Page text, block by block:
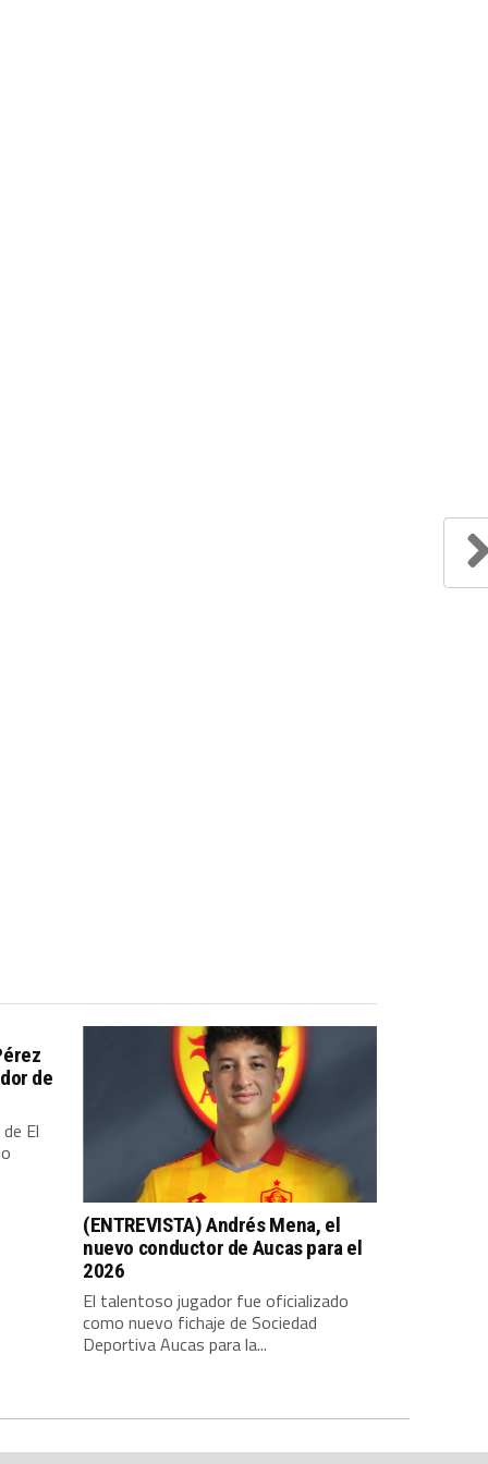
de
El
(ENTREVISTA) Andrés Mena, el
nuevo conductor de Aucas para el
2026
El talentoso jugador fue oficializado
como nuevo fichaje de Sociedad
Deportiva Aucas para la...